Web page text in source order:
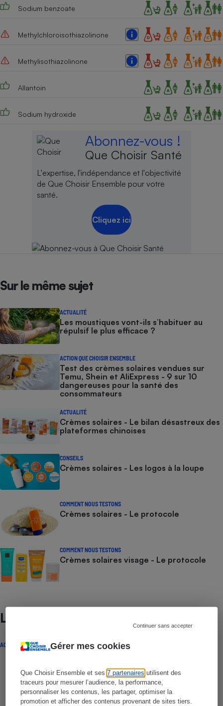
Gérer mes cookies
Que Choisir Ensemble et ses7 partenaires utilisent des
traceurs pour mesurer l’audience, la performance,
personnaliser les contenus, les partager, optimiser la
promotion et afficher des contenus provenant de sites tiers.
Continuer sans accepter
Sodium benzoate
Methylchloroisothiazolinone
Methylisothiazolinone
Allantoin
Sodium hydroxide
Abonnez-vous !
Que Choisir Santé
L'expertise, l'indépendance et l'objectivité
de Que Choisir Ensemble pour votre
santé.
Cliquez ici
Sur le même sujet
ACTUALITÉ
Les moustiques vont-ils s’habituer au
répulsif le plus efficace ?
ACTION QUE CHOISIR ENSEMBLE
Test des crèmes solaires vendues sur
Temu, Shein et AliExpress - 9 sur 10
dangereuses pour la santé des
consommateurs
ACTUALITÉ
Crèmes solaires - Le bilan désastreux des
plateformes chinoises
CONSEILS
Crèmes solaires - Les logos à la loupe
COMMENT NOUS TESTONS
Crèmes solaires - Le protocole
COMMENT NOUS TESTONS
Crèmes solaires visage - Le protocole
Lire aussi
ACTUALITÉ